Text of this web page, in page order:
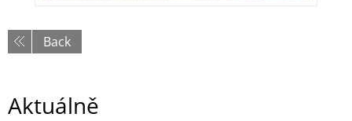
Back
Aktuálně